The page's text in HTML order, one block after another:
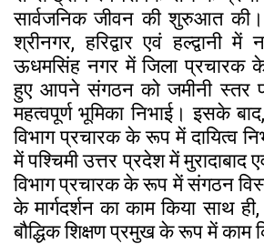
सार्वजनिक जीवन की शुरुआत
श्रीनगर, हरिद्वार एवं हल्द्वानी
ऊधमसिंह नगर में जिला प्रचारक
हुए आपने संगठन को जमीनी स्तर
महत्वपूर्ण भूमिका निभाई। इसके
विभाग प्रचारक के रूप में दायित्व
में पश्चिमी उत्तर प्रदेश में मुरादाबाद
विभाग प्रचारक के रूप में संगठन
के मार्गदर्शन का काम किया साथ
बौद्धिक शिक्षण प्रमुख के रूप में काम